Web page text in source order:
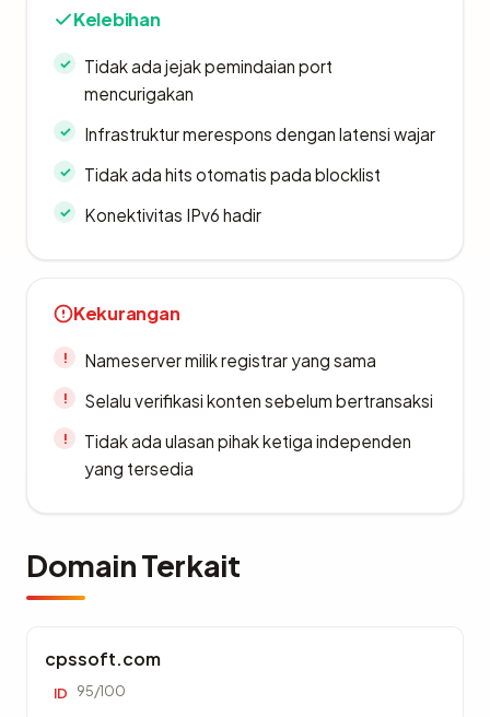
Kelebihan
Tidak ada jejak pemindaian port
mencurigakan
Infrastruktur merespons dengan latensi wajar
Tidak ada hits otomatis pada blocklist
Konektivitas IPv6 hadir
Kekurangan
Nameserver milik registrar yang sama
Selalu verifikasi konten sebelum bertransaksi
Tidak ada ulasan pihak ketiga independen
yang tersedia
Domain Terkait
cpssoft.com
ID 95/100